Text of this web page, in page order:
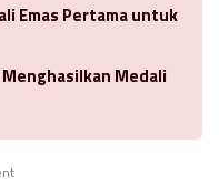
Emas Pertama untuk
Menghasilkan Medali